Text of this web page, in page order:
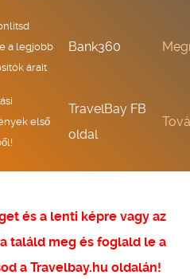
a legjobb
árait
Bank360
első
TravelBay FB
oldal
és a lenti képre vagy az
találd meg és foglald le a
a Travelbay.hu oldalán!